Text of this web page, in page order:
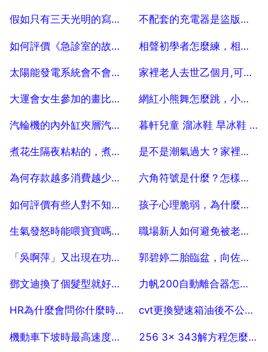
2025-07-04 2025-07-04
假如只有三天光明的寫作思路。
2025-07-04
不配套的充電器是盜版的嗎
2025-07-04
如何評價《急診室的故事》中演員的表現？
2025-07-04
相聲初學者怎麼練，相聲每天必練基本功需要練多久
2025-07-04
太陽能發電系統會不會很貴？
2025-07-04
家裡老人去世乙個月,可以登記結婚嗎還有兩個結婚女方奶過世？
2025-07-04
大運會女生參加的畫比如廁所
2025-07-04
網紅小熊舞怎麼跳，小熊舞怎麼跳視訊
2025-07-04
汽輪機的內外缸夾層汽源是從哪去的，排到哪去了？
2025-07-04
暮軒兒童 溜冰鞋 旱冰鞋 質量 好不好 ？
2025-07-04
煮花生隔夜粘粘的，煮的花生第二天發黏了還能吃嗎？
2025-07-04
是不是潮氣過大？家裡潮氣特別大怎麼辦？
2025-07-04
為何存款越多消費越少？存款越多消費越少嗎？
2025-07-04
六角符號是什麼？怎樣找到六角符號？
2025-07-04
如何評價有些人對不知名的補腦保健品趨之若鶩？
2025-07-04
孩子心理脆弱，為什麼會這樣？
2025-07-04
生氣發怒時能喂寶寶嗎，生氣和傷心時不能給寶寶餵奶嗎
2025-07-04
職場新人如何避免被老闆開除？
2025-07-04
「吳啊萍」又出現在功德碑和對聯事情上，如何解釋？
2025-07-04
郭碧婷二胎臨盆，向佐陪伴左右，他們夫妻之間是如何維持感情的呢？
2025-07-04
鄧文迪換了個髮型就好像換了個臉一樣，你怎麼看？
2025-07-04
力帆200自動離合器怎樣拆裝
2025-07-04
HR為什麼會問你什麼時候結婚啊？
2025-07-04
cvt更換變速箱油後不公升檔
2025-07-04
機動車下坡時最高速度不能超過多少 256 3x 343解方程怎麼寫